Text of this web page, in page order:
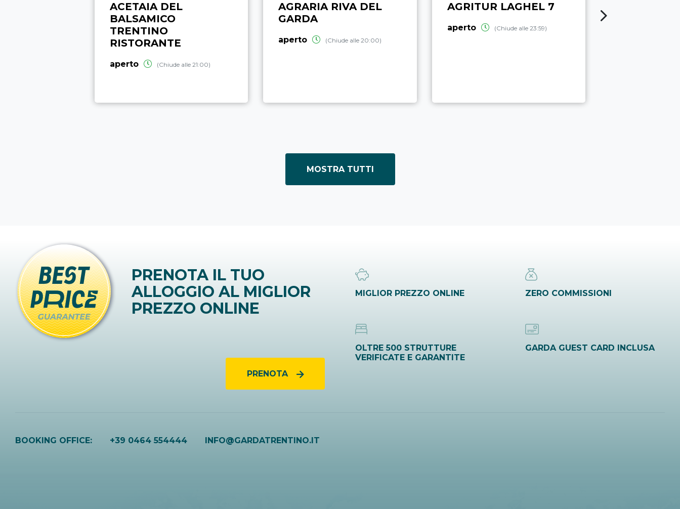
ACETAIA DEL
BALSAMICO
TRENTINO
RISTORANTE
aperto (Chiude alle 21:00)
AGRARIA RIVA DEL
GARDA
aperto (Chiude alle 20:00)
AGRITUR LAGHEL 7
aperto (Chiude alle 23:59)
MOSTRA TUTTI
PRENOTA IL TUO
ALLOGGIO AL MIGLIOR
PREZZO ONLINE
PRENOTA
MIGLIOR PREZZO ONLINE ZERO COMMISSIONI
OLTRE 500 STRUTTURE
VERIFICATE E GARANTITE
GARDA GUEST CARD INCLUSA
BOOKING OFFICE: +39 0464 554444 INFO@GARDATRENTINO.IT